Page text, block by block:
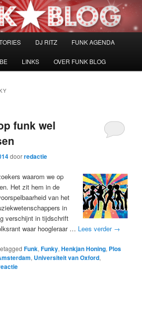
DJ RITZ FUNK AGENDA
LINKS OVER FUNK BLOG
funk wel
doorredactie
waarom we op
Het zit hem in de
van het
in
verschijnt in tijdschrift
waar hoogleraar … Lees verder →
Funk,Funky,Henkjan Honing, Plos
, Universiteit van Oxford,